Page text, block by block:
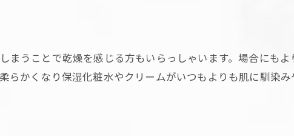
まうことで乾燥を感じる方もいらっしゃいます。場合にも
らかくなり保湿化粧水やクリームがいつもよりも肌に馴染